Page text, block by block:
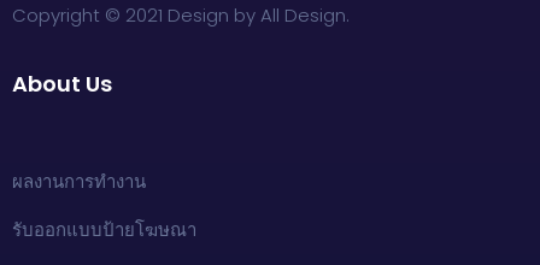
Copyright © 2021 Design by All Design.
About Us
ผลงานการทำงาน
รับออกแบบป้ายโฆษณา